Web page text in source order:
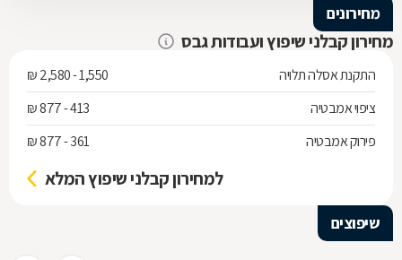
מחירונים
מחירון קבלני שיפוץ ועבודות גבס
התקנת אסלה תלויה
1,550 - 2,580 ₪
ציפוי אמבטיה
413 - 877 ₪
פירוק אמבטיה
361 - 877 ₪
למחירון קבלני שיפוץ המלא
שיפוצים